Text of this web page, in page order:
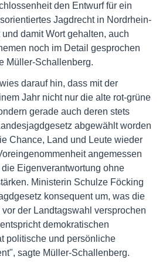
den Entwurf für ein
Jagdrecht in Nordrhein-
damit Wort gehalten, auch
noch im Detail gesprochen
Müller-Schallenberg.
darauf hin, dass mit der
Jahr nicht nur die alte rot-grüne
gerade auch deren stets
abgewählt worden
Chance, Land und Leute wieder
angemessen
Eigenverantwortung ohne
Ministerin Schulze Föcking
konsequent um, was die
der Landtagswahl versprochen
demokratischen
politische und persönliche
sagte Müller-Schallenberg.